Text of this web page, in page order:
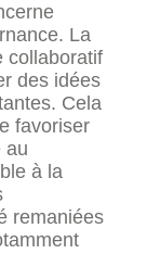
La
collaboratif
des idées
Cela
favoriser
au
à la
remaniées